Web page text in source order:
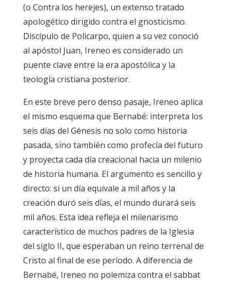
(o Contra los herejes), un extenso tratado
apologético dirigido contra el gnosticismo.
Discípulo de Policarpo, quien a su vez conoció
al apóstol Juan, Ireneo es considerado un
puente clave entre la era apostólica y la
teología cristiana posterior.
En este breve pero denso pasaje, Ireneo aplica
el mismo esquema que Bernabé: interpreta los
seis días del Génesis no solo como historia
pasada, sino también como profecía del futuro
y proyecta cada día creacional hacia un milenio
de historia humana. El argumento es sencillo y
directo: si un día equivale a mil años y la
creación duró seis días, el mundo durará seis
mil años. Esta idea refleja el milenarismo
característico de muchos padres de la Iglesia
del siglo II, que esperaban un reino terrenal de
Cristo al final de ese período. A diferencia de
Bernabé, Ireneo no polemiza contra el sabbat